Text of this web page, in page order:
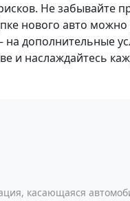
Не забывайте
нового авто
дополнительные
и наслаждайтесь
касающаяся